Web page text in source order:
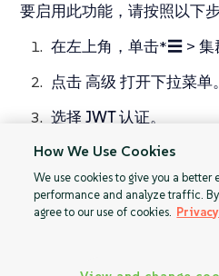
要启用此功能，请按照以下
在左上角，单击*☰ > 集
点击高级 打开下拉菜单。
选择 JWT 认证。
点击您想要启用 JWT 认
然后点击启用。或者，
How We Use Cookies
We use cookies to give you a better
performance and analyze traffic.
agree to our use of cookies.